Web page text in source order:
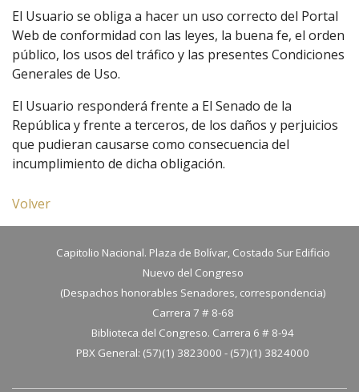
El Usuario se obliga a hacer un uso correcto del Portal
Web de conformidad con las leyes, la buena fe, el orden
público, los usos del tráfico y las presentes Condiciones
Generales de Uso.
El Usuario responderá frente a El Senado de la
República y frente a terceros, de los daños y perjuicios
que pudieran causarse como consecuencia del
incumplimiento de dicha obligación.
Volver
Capitolio Nacional. Plaza de Bolívar, Costado Sur Edificio
Nuevo del Congreso
(Despachos honorables Senadores, correspondencia)
Carrera 7 # 8-68
Biblioteca del Congreso. Carrera 6 # 8-94
PBX General: (57)(1) 3823000 - (57)(1) 3824000